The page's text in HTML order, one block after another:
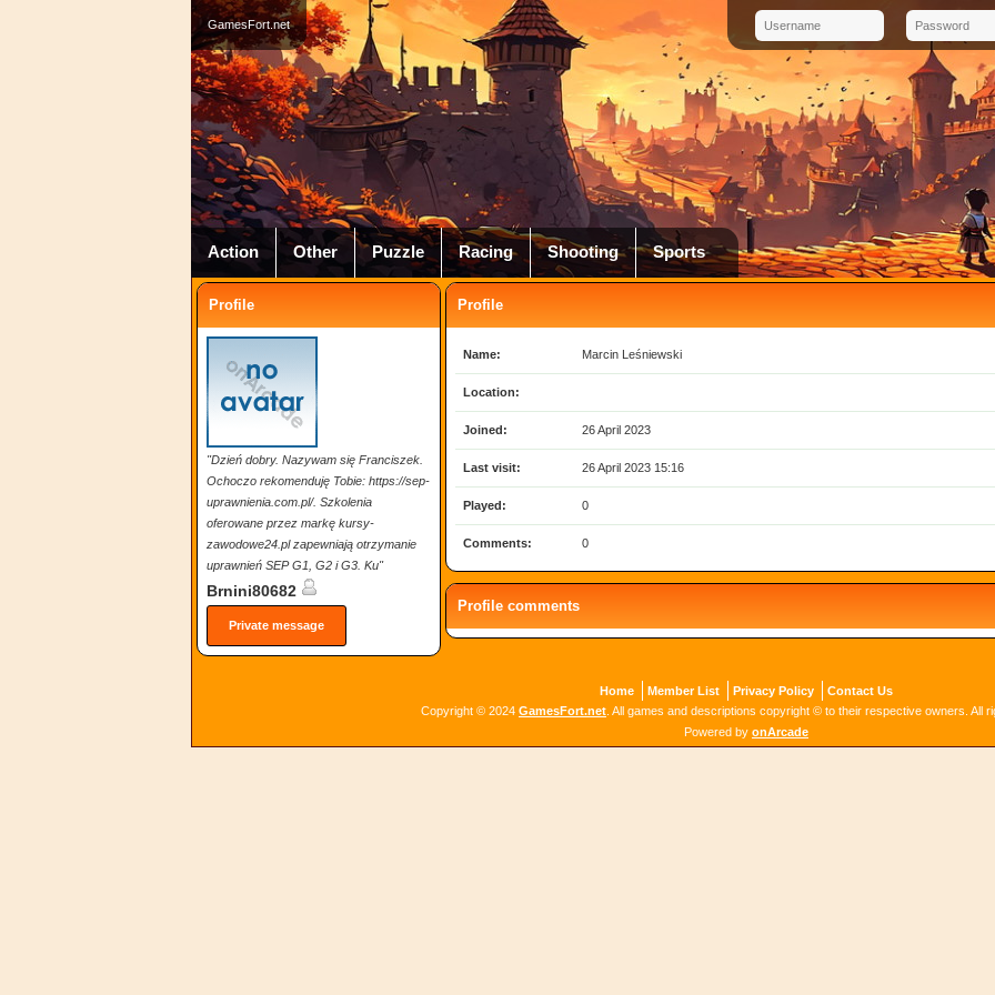
GamesFort.net
Action Other Puzzle Racing Shooting Sports
Profile
"Dzień dobry. Nazywam się Franciszek.
Ochoczo rekomenduję Tobie: https://sep-
uprawnienia.com.pl/. Szkolenia
oferowane przez markę kursy-
zawodowe24.pl zapewniają otrzymanie
uprawnień SEP G1, G2 i G3. Ku"
Brnini80682
Private message
Profile
Name: Marcin Leśniewski
Location:
Joined: 26 April 2023
Last visit: 26 April 2023 15:16
Played: 0
Comments: 0
Profile comments
Home Member List Privacy Policy
Contact Us
Copyright © 2024 GamesFort.net . All games and descriptions copyright © to their respective owners. All
Powered by onArcade